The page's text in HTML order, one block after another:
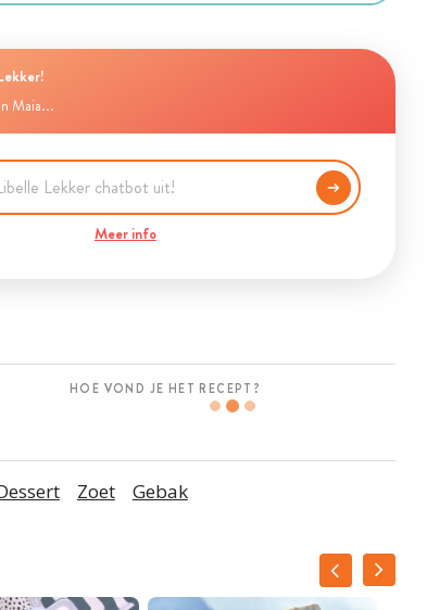
Maia...
Meer info
HOE VOND JE HET RECEPT?
Zoet Gebak